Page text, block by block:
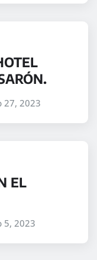
27, 2023
EL
5, 2023